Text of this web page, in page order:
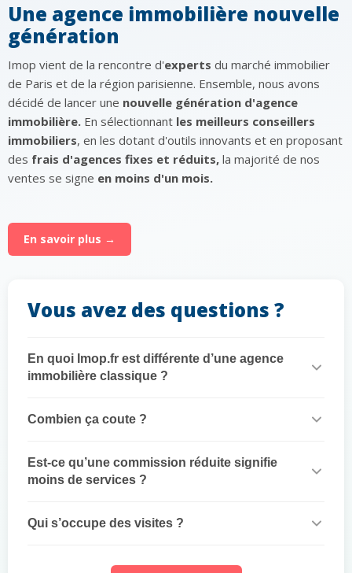
Une agence immobilière nouvelle
génération
Imop vient de la rencontre d'experts du marché immobilier
de Paris et de la région parisienne. Ensemble, nous avons
décidé de lancer une nouvelle génération d'agence
immobilière. En sélectionnant les meilleurs conseillers
immobiliers, en les dotant d'outils innovants et en proposant
des frais d'agences fixes et réduits, la majorité de nos
ventes se signe en moins d'un mois.
En savoir plus →
Vous avez des questions ?
En quoi Imop.fr est différente d’une agence
immobilière classique ?
Combien ça coute ?
Est-ce qu’une commission réduite signifie
moins de services ?
Qui s’occupe des visites ?